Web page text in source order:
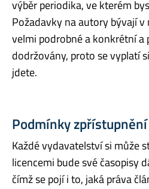
výběr periodika, ve kterém
Požadavky na autory bývají v
velmi podrobné a konkrétní a
dodržovány, proto se vyplatí
jdete.
Podmínky
Každé vydavatelství si může
licencemi bude své časopisy
čímž se pojí i to, jaká práva